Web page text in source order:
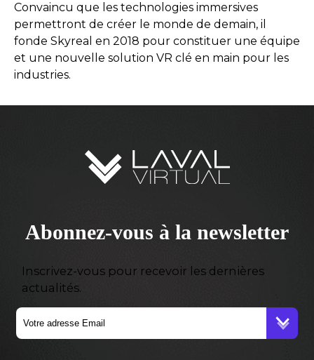
Convaincu que les technologies immersives
permettront de créer le monde de demain, il
fonde Skyreal en 2018 pour constituer une équipe
et une nouvelle solution VR clé en main pour les
industries.
Abonnez-vous à la newsletter
Inscrivez-vous pour recevoir les dernières
actualités.